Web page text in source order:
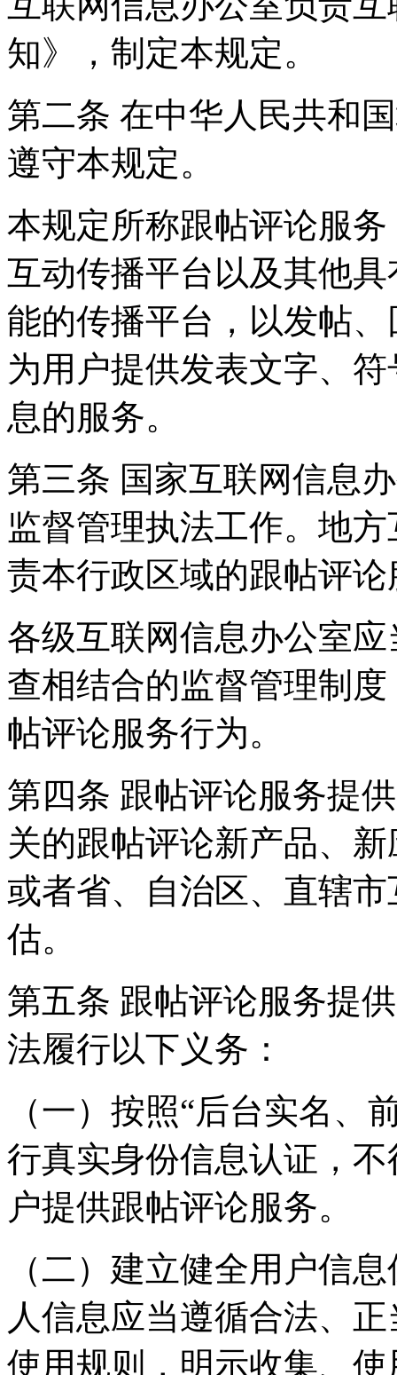
知》，制定本规定。
第二条 在中华人民共和
遵守本规定。
本规定所称跟帖评论服
互动传播平台以及其他
能的传播平台，以发帖
为用户提供发表文字、
息的服务。
第三条 国家互联网信息
监督管理执法工作。地
责本行政区域的跟帖评
各级互联网信息办公室
查相结合的监督管理制
帖评论服务行为。
第四条 跟帖评论服务提
关的跟帖评论新产品、
或者省、自治区、直辖
估。
第五条 跟帖评论服务提
法履行以下义务：
（一）按照“后台实名、
行真实身份信息认证，
户提供跟帖评论服务。
（二）建立健全用户信
人信息应当遵循合法、
使用规则，明示收集、